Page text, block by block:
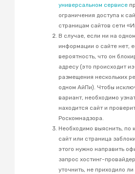
универсальном сервисе
ограничения доступа к
страницам сайтов сети
В случае, если ни на
информации о сайте нет,
вероятность, что он
адресу (это происходит
размещения нескольких
одном АйПи). Чтобы
вариант, необходимо
находится сайт и
Роскомнадзора.
Необходимо выяснить, по
сайт или страница
этого нужно направить
запрос хостинг-
уточнить, не приходило ли